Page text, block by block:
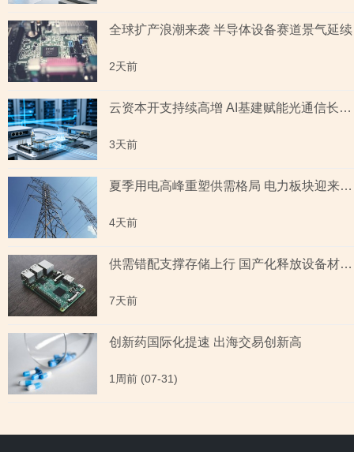
全球扩产浪潮来袭 半导体设备赛道景气延续
2天前
云资本开支持续高增 AI基建赋能光通信长期成长
3天前
夏季用电高峰重塑供需格局 电力板块迎来量价齐升
4天前
供需错配支撑存储上行 国产化释放设备材料红利
7天前
创新药国际化提速 出海交易创新高
1周前 (07-31)